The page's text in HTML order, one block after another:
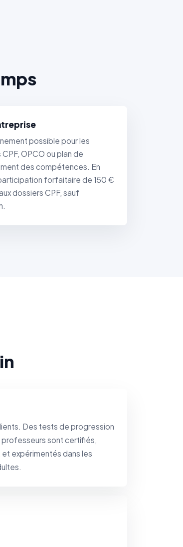
possible pour les
OPCO ou plan de
des compétences. En
forfaitaire de 150 €
dossiers CPF, sauf
Des tests de progression
sont certifiés,
expérimentés dans les